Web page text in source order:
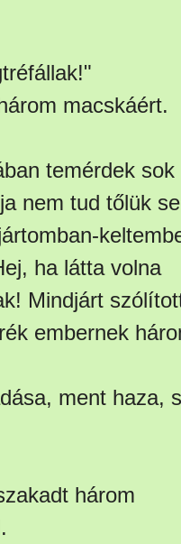
macskáért.
temérdek sok
nem tud tőlük
ha látta volna
Mindjárt
embernek
ment haza, s
három